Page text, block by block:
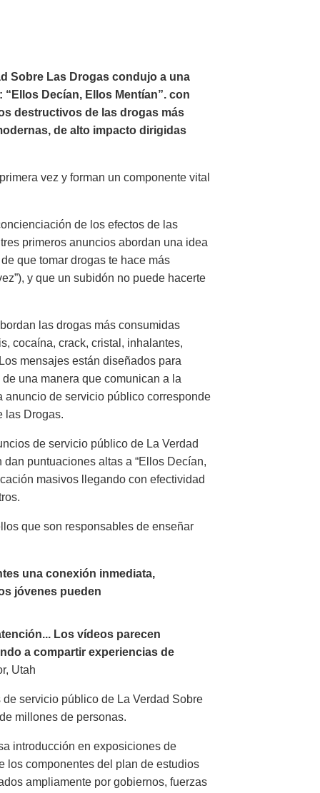
Sobre Las Drogas condujo a una
Decían, Ellos Mentían”. con
destructivos de las drogas más
de alto impacto dirigidas
vez y forman un componente vital
de los efectos de las
primeros anuncios abordan una idea
que tomar drogas te hace más
y que un subidón no puede hacerte
las drogas más consumidas
cocaína, crack, cristal, inhalantes,
mensajes están diseñados para
una manera que comunican a la
de servicio público corresponde
las Drogas.
de servicio público de La Verdad
puntuaciones altas a “Ellos Decían,
masivos llegando con efectividad
que son responsables de enseñar
una conexión inmediata,
jóvenes pueden
Los vídeos parecen
a compartir experiencias de
Utah
servicio público de La Verdad Sobre
millones de personas.
introducción en exposiciones de
los componentes del plan de estudios
ampliamente por gobiernos, fuerzas